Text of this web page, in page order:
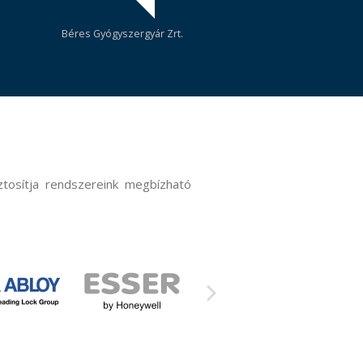
Jászberényi Logisztikai Központ Kft.
rendszereink megbízható